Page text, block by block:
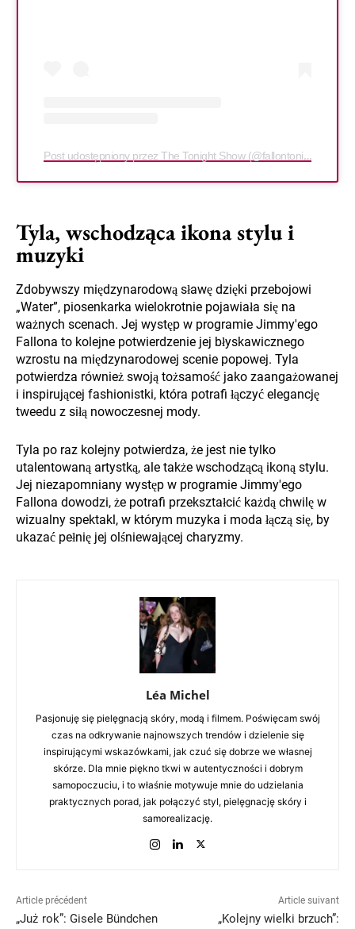
Post udostępniony przez The Tonight Show (@fallontonight)
Tyla, wschodząca ikona stylu i
muzyki
Zdobywszy międzynarodową sławę dzięki przebojowi
„Water”, piosenkarka wielokrotnie pojawiała się na
ważnych scenach. Jej występ w programie Jimmy'ego
Fallona to kolejne potwierdzenie jej błyskawicznego
wzrostu na międzynarodowej scenie popowej. Tyla
potwierdza również swoją tożsamość jako zaangażowanej
i inspirującej fashionistki, która potrafi łączyć elegancję
tweedu z siłą nowoczesnej mody.
Tyla po raz kolejny potwierdza, że jest nie tylko
utalentowaną artystką, ale także wschodzącą ikoną stylu.
Jej niezapomniany występ w programie Jimmy'ego
Fallona dowodzi, że potrafi przekształcić każdą chwilę w
wizualny spektakl, w którym muzyka i moda łączą się, by
ukazać pełnię jej olśniewającej charyzmy.
Léa Michel
Pasjonuję się pielęgnacją skóry, modą i filmem. Poświęcam swój
czas na odkrywanie najnowszych trendów i dzielenie się
inspirującymi wskazówkami, jak czuć się dobrze we własnej
skórze. Dla mnie piękno tkwi w autentyczności i dobrym
samopoczuciu, i to właśnie motywuje mnie do udzielania
praktycznych porad, jak połączyć styl, pielęgnację skóry i
samorealizację.
Article précédent
„Już rok”: Gisele Bündchen
Article suivant
„Kolejny wielki brzuch”: